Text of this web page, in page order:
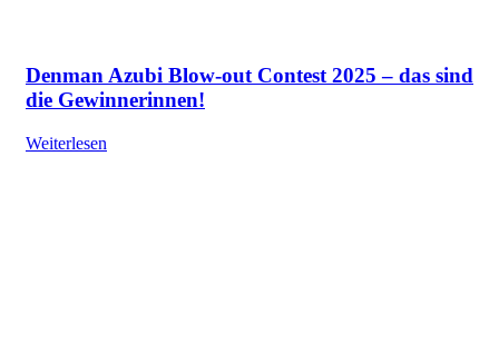
Denman Azubi Blow-out Contest 2025 – das sind
die Gewinnerinnen!
Weiterlesen